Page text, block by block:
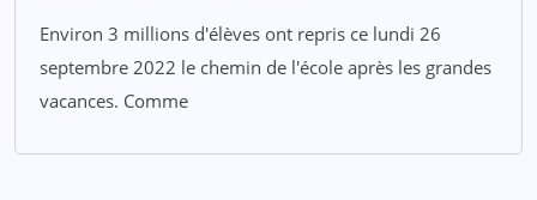
Environ 3 millions d'élèves ont repris ce lundi 26
septembre 2022 le chemin de l'école après les grandes
vacances. Comme